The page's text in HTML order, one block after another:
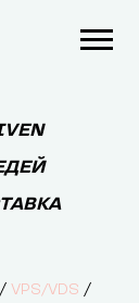
/ VPS/VDS /